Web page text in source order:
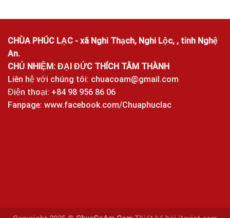
CHÙA PHÚC LẠC - xã Nghi Thạch, Nghi Lộc, , tỉnh Nghệ
An.
CHỦ NHIỆM: ĐẠI ĐỨC THÍCH TÂM THÀNH
Liên hệ với chúng tôi: chuacoam@gmail.com
Điện thoại: +84 98 956 86 06
Fanpage: www.facebook.com/Chuaphuclac